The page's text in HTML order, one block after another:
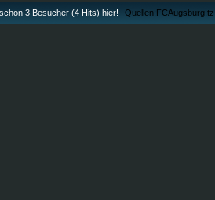
3 Besucher (4 Hits) hier!